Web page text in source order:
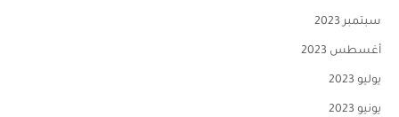
سبتمبر 2023
أغسطس 2023
يوليو 2023
يونيو 2023